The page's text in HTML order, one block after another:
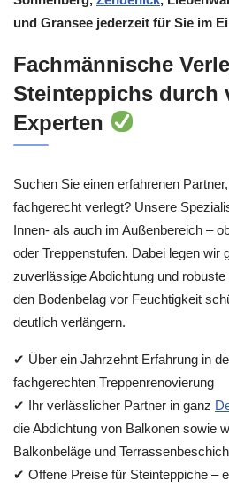
und Gransee jederzeit für Sie im
Fachmännische
Steinteppichs durch
Experten
Suchen Sie einen erfahrenen
fachgerecht verlegt? Unsere
Innen- als auch im Außenbereich –
oder Treppenstufen. Dabei legen wir
zuverlässige Abdichtung und
den Bodenbelag vor Feuchtigkeit
deutlich verlängern.
✔ Über ein Jahrzehnt Erfahrung in
fachgerechten Treppenrenovierung
✔ Ihr verlässlicher Partner in ganz
die Abdichtung von Balkonen sowie
Balkonbeläge und
✔ Offene Preise für Steinteppiche –